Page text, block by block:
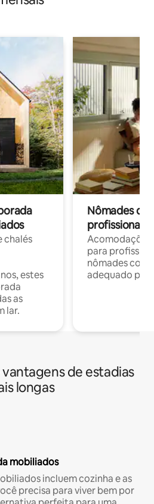
chalés
estes
as
lar.
Nômades
profissionais
para
nômades com
adequado
de estadias
longas
mobiliados
incluem cozinha e as
precisa para viver bem por